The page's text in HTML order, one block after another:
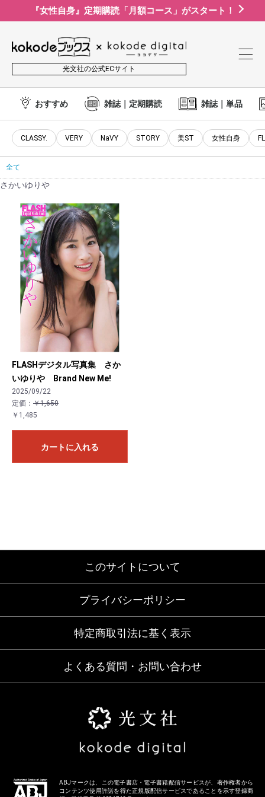
『女性自身』定期購読「月額コース」がスタート！
光文社の公式ECサイト
おすすめ 雑誌｜定期購読 雑誌｜単品
CLASSY. VERY NaVY STORY 美ST 女性自身
全て
さかいゆりや
FLASHデジタル写真集 さか
いゆりや Brand New Me!
2025/09/22
定価： ￥1,650
￥1,485
カートに入れる
お買い物を続ける
このサイトについて
プライバシーポリシー
特定商取引法に基く表示
よくある質問・お問い合わせ
ABJマークは、この電子書店・電子書籍配信サービスが、著作権者から
コンテンツ使用許諾を得た正規版配信サービスであることを示す登録商